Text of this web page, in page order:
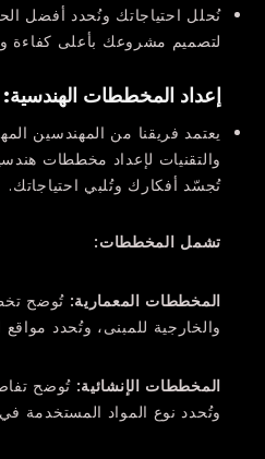
نُحلل احتياجاتك ونُحدد أفضل
لتصميم مشروعك بأعلى كفاءة
إعداد المخططات الهندسية:
يعتمد فريقنا من المهندسين
والتقنيات لإعداد مخططات
تُجسّد أفكارك وتُلبي احتياجاتك.
تشمل المخططات:
المخططات المعمارية: تُوضح
والخارجية للمبنى، وتُحدد مواقع
المخططات الإنشائية: تُوضح
وتُحدد نوع المواد المستخدمة في